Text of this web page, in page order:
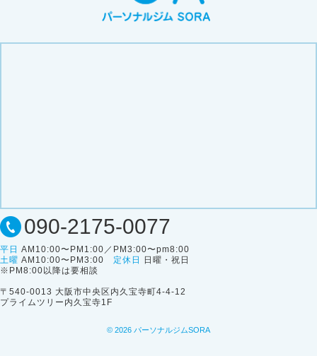
090-2175-0077
平日 AM10:00〜PM1:00／PM3:00〜pm8:00
土曜 AM10:00〜PM3:00 定休日
日曜・祝日
※PM8:00以降は要相談
〒540-0013 大阪市中央区内久宝寺町4-4-12
プライムツリー内久宝寺1F
© 2026 パーソナルジムSORA